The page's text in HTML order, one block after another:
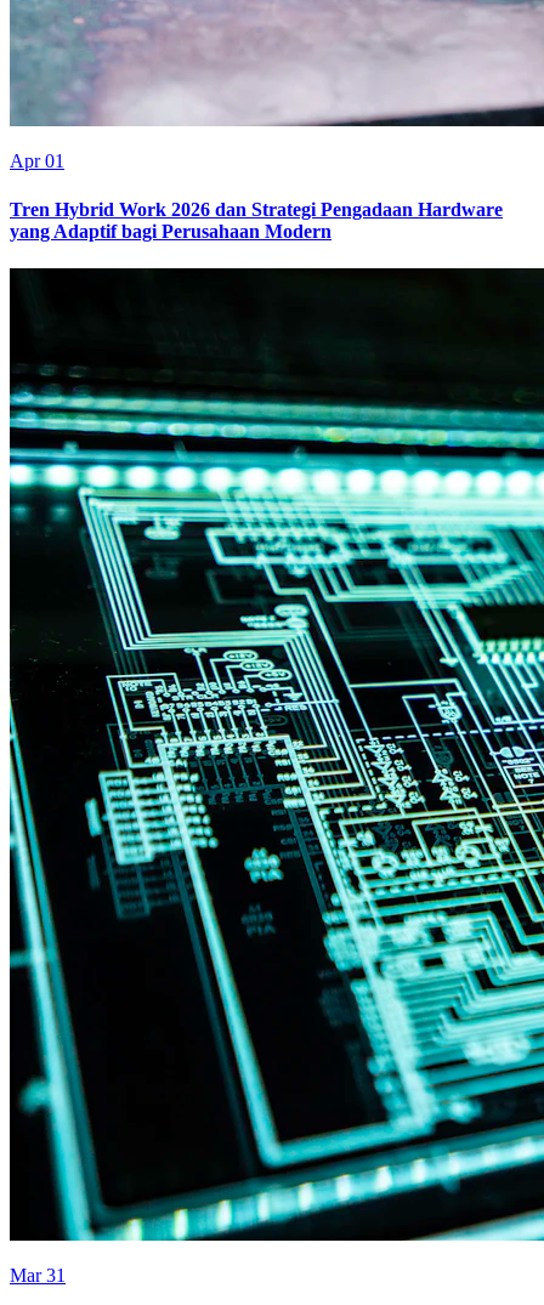
Apr 01
Tren Hybrid Work 2026 dan Strategi Pengadaan Hardware
yang Adaptif bagi Perusahaan Modern
Mar 31